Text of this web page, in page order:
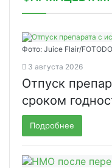
Фото: Juice Flair/
3 августа 2026
Отпуск
сроком
Подробнее